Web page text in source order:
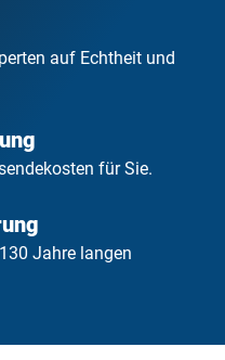
auf Echtheit und
für Sie.
Jahre langen